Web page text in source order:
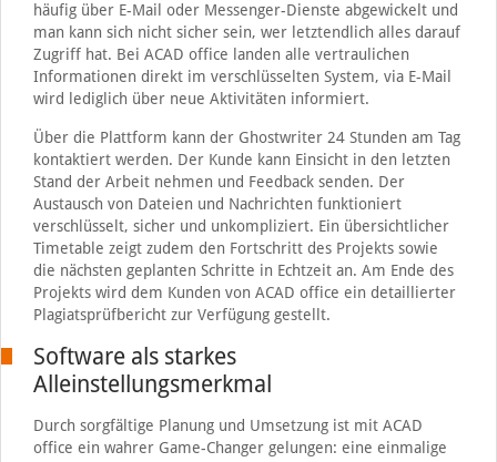
häufig über E-Mail oder Messenger-Dienste abgewickelt und
man kann sich nicht sicher sein, wer letztendlich alles darauf
Zugriff hat. Bei ACAD office landen alle vertraulichen
Informationen direkt im verschlüsselten System, via E-Mail
wird lediglich über neue Aktivitäten informiert.
Über die Plattform kann der Ghostwriter 24 Stunden am Tag
kontaktiert werden. Der Kunde kann Einsicht in den letzten
Stand der Arbeit nehmen und Feedback senden. Der
Austausch von Dateien und Nachrichten funktioniert
verschlüsselt, sicher und unkompliziert. Ein übersichtlicher
Timetable zeigt zudem den Fortschritt des Projekts sowie
die nächsten geplanten Schritte in Echtzeit an. Am Ende des
Projekts wird dem Kunden von ACAD office ein detaillierter
Plagiatsprüfbericht zur Verfügung gestellt.
Software als starkes
Alleinstellungsmerkmal
Durch sorgfältige Planung und Umsetzung ist mit ACAD
office ein wahrer Game-Changer gelungen: eine einmalige